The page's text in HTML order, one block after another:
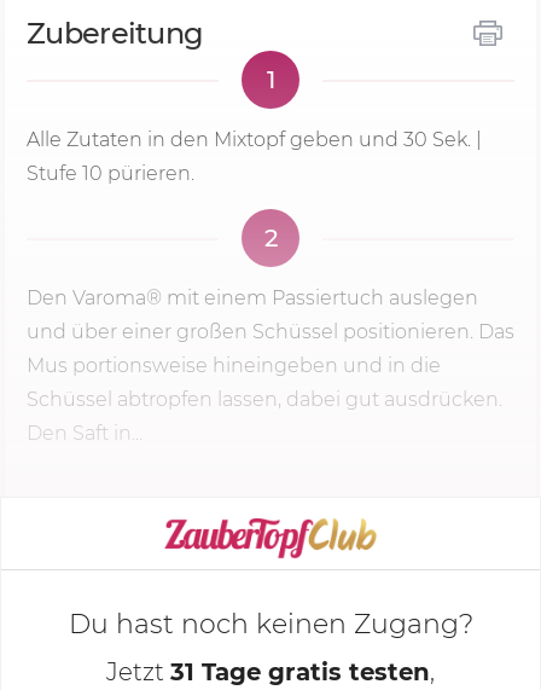
Zubereitung
1
Alle Zutaten in den Mixtopf geben und 30 Sek.
Stufe 10 pürieren.
2
Den Varoma® mit einem Passiertuch auslegen
und über einer großen Schüssel positionieren. Das
Mus portionsweise hineingeben und in die
Schüssel abtropfen lassen, dabei gut ausdrücken.
Den Saft in...
KOCHMODUS STARTEN
Du hast noch keinen Zugang?
Jetzt 31 Tage gratis testen,